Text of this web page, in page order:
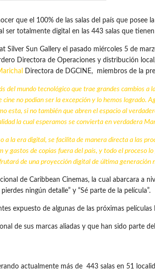
que el 100% de las salas del país que
ser totalmente digital en las 443 salas que
Silver Sun Gallery el pasado miércoles 5 de
Directora de Operaciones y distribución
Directora de DGCINE, miembros de la
mundo tecnológico que trae grandes cambios a
no podían ser la excepción y lo hemos logrado.
esta, si no también que abren el espacio al
la cual esperamos se convierta en verdadera
a la era digital, se facilita de manera directa a las
gastos de copias fuera del país, y todo el proceso
de una proyección digital de última generación
de Caribbean Cinemas, la cual abarcara a
ningún detalle” y “Sé parte de la película”.
expuesto de algunas de las próximas
de sus marcas aliadas y que han sido parte
actualmente más de 443 salas en 51